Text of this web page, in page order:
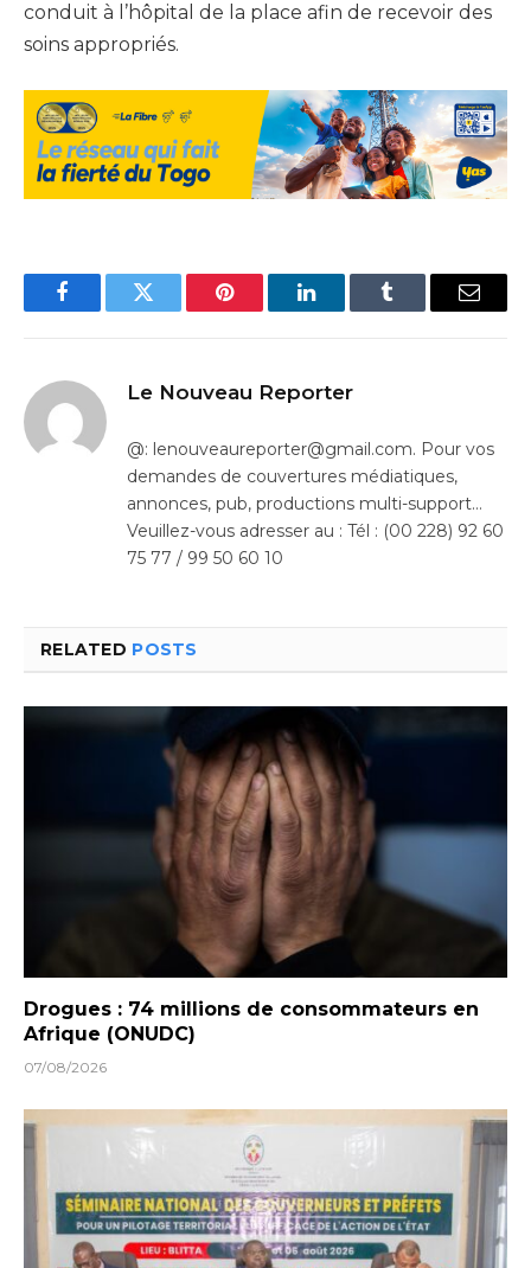
conduit à l’hôpital de la place afin de recevoir des
soins appropriés.
FacebookTwitter Pinterest LinkedInTumblr Email
Le Nouveau Reporter
@: lenouveaureporter@gmail.com. Pour vos
demandes de couvertures médiatiques,
annonces, pub, productions multi-support…
Veuillez-vous adresser au : Tél : (00 228) 92 60
75 77 / 99 50 60 10
RELATED POSTS
Drogues : 74 millions de consommateurs en
Afrique (ONUDC)
07/08/2026